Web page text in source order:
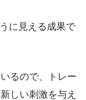
に見える成果で
るので、トレー
しい刺激を与え